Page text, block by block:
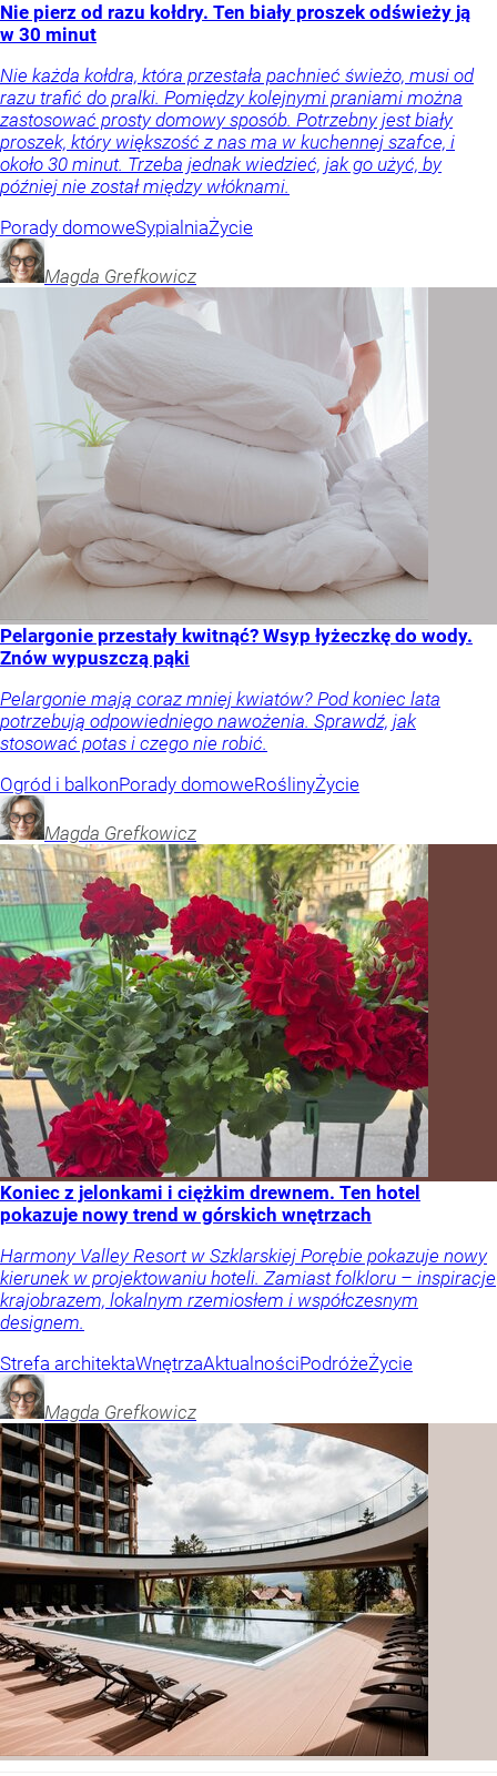
Nie pierz od razu kołdry. Ten biały proszek odświeży ją
w 30 minut
Nie każda kołdra, która przestała pachnieć świeżo, musi od
razu trafić do pralki. Pomiędzy kolejnymi praniami można
zastosować prosty domowy sposób. Potrzebny jest biały
proszek, który większość z nas ma w kuchennej szafce, i
około 30 minut. Trzeba jednak wiedzieć, jak go użyć, by
później nie został między włóknami.
Porady domoweSypialniaŻycie
Magda Grefkowicz
Pelargonie przestały kwitnąć? Wsyp łyżeczkę do wody.
Znów wypuszczą pąki
Pelargonie mają coraz mniej kwiatów? Pod koniec lata
potrzebują odpowiedniego nawożenia. Sprawdź, jak
stosować potas i czego nie robić.
Ogród i balkonPorady domoweRoślinyŻycie
Magda Grefkowicz
Koniec z jelonkami i ciężkim drewnem. Ten hotel
pokazuje nowy trend w górskich wnętrzach
Harmony Valley Resort w Szklarskiej Porębie pokazuje nowy
kierunek w projektowaniu hoteli. Zamiast folkloru – inspiracje
krajobrazem, lokalnym rzemiosłem i współczesnym
designem.
Strefa architektaWnętrzaAktualnościPodróżeŻycie
Magda Grefkowicz